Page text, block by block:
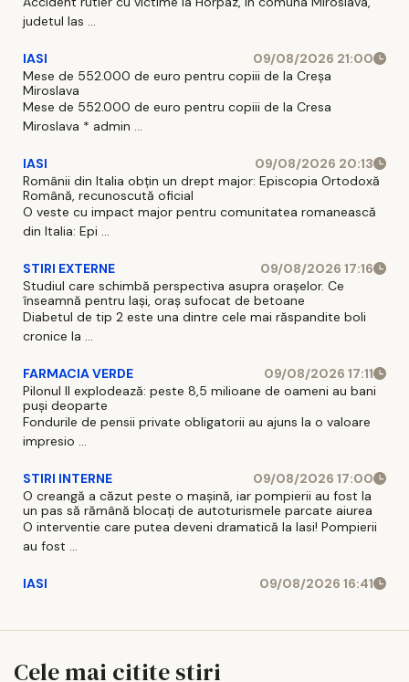
judetul Ias ...
IASI
09/08/2026 21:00
Mese de 552.000 de euro pentru copiii de la Creșa
Miroslava
Mese de 552.000 de euro pentru copiii de la Cresa
Miroslava * admin ...
IASI
09/08/2026 20:13
Românii din Italia obțin un drept major: Episcopia Ortodoxă
Română, recunoscută oficial
O veste cu impact major pentru comunitatea romanească
din Italia: Epi ...
STIRI EXTERNE
09/08/2026 17:16
Studiul care schimbă perspectiva asupra orașelor. Ce
înseamnă pentru Iași, oraș sufocat de betoane
Diabetul de tip 2 este una dintre cele mai răspandite boli
cronice la ...
FARMACIA VERDE
09/08/2026 17:11
Pilonul II explodează: peste 8,5 milioane de oameni au bani
puși deoparte
Fondurile de pensii private obligatorii au ajuns la o valoare
impresio ...
STIRI INTERNE
09/08/2026 17:00
O creangă a căzut peste o mașină, iar pompierii au fost la
un pas să rămână blocați de autoturismele parcate aiurea
O interventie care putea deveni dramatică la Iasi! Pompierii
au fost ...
IASI 09/08/2026 16:41
Cele mai citite stiri